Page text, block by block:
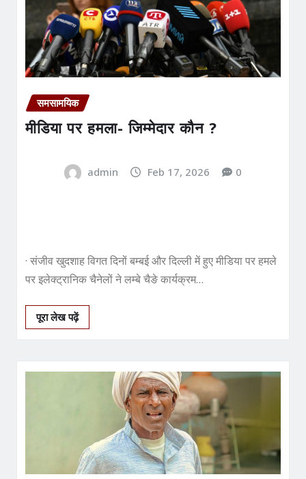
समसामयिक
मीडिया पर हमला- जिम्मेदार कौन ?
admin Feb 17, 2026 0
· संजीव खुदशाह विगत दिनों बम्बई और दिल्ली में हुए मीडिया पर हमले
पर इलेक्ट्रानिक चैनेलों ने लम्बे चैङे कार्यक्रम…
पूरा लेख पढ़ें